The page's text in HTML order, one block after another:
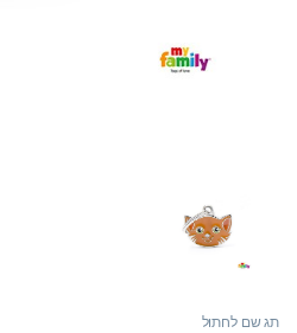
תג שם לחתול